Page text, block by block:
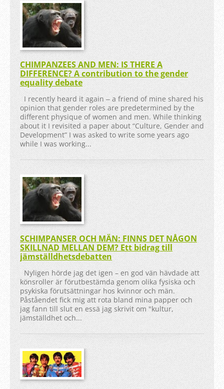
CHIMPANZEES AND MEN: IS THERE A
DIFFERENCE? A contribution to the gender
equality debate
I recently heard it again ‒ a friend of mine shared his
opinion that gender roles are predetermined by the
different physique of women and men. While thinking
about it I revisited a paper about “Culture, Gender and
Development” I was asked to write some years ago
while I was working...
SCHIMPANSER OCH MÄN: FINNS DET NÅGON
SKILLNAD MELLAN DEM? Ett bidrag till
jämställdhetsdebatten
Nyligen hörde jag det igen – en god vän hävdade att
könsroller är förutbestämda genom olika fysiska och
psykiska förutsättningar hos kvinnor och män.
Påståendet fick mig att rota bland mina papper och
jag fann till slut en essä jag skrivit om "kultur,
jämställdhet och...